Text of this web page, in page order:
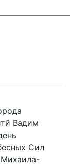
Вадим
Сил